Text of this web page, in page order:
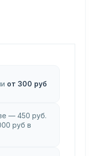
от 300 руб
— 450 руб.
руб в